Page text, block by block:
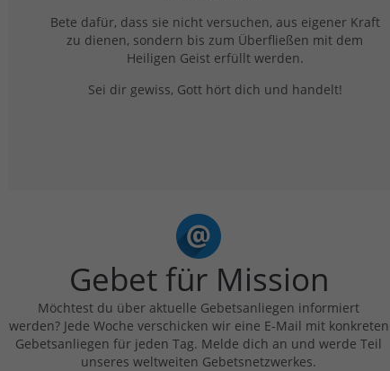
Bete dafür, dass sie nicht versuchen, aus eigener Kraft
zu dienen, sondern bis zum Überfließen mit dem
Heiligen Geist erfüllt werden.
Sei dir gewiss, Gott hört dich und handelt!
Gebet für Mission
Möchtest du über aktuelle Gebetsanliegen informiert
werden? Jede Woche verschicken wir eine E-Mail mit konkreten
Gebetsanliegen für jeden Tag. Melde dich an und werde Teil
unseres weltweiten Gebetsnetzwerkes.